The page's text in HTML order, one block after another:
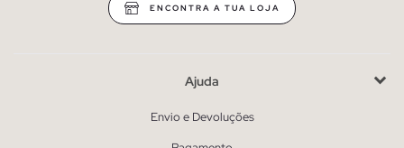
ENCONTRA A TUA LOJA
Ajuda
Envio e Devoluções